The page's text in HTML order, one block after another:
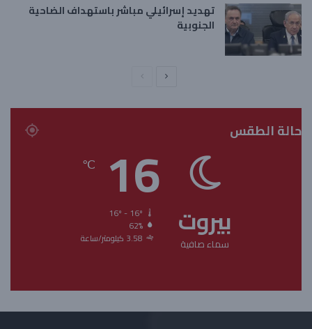
تهديد إسرائيلي مباشر باستهداف الضاحية
الجنوبية
ة
ا
ل
س
ق
ة
ي
ة
حالة الطقس
بيروت
سماء صافية
16
℃
62%
3.58 كيلومتر/ساعة